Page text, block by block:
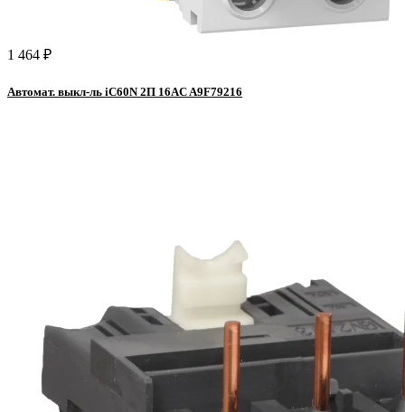
1 464 ₽
Автомат. выкл-ль iC60N 2П 16AC A9F79216